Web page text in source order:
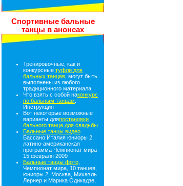
Спортивные бальные
танцы в анонсах
Тренировочные, как и
конкурсные туфли для
бальных танцев , могут быть
выполнены из любого
традиционного материала.
Что взять с собой наконкурс
по бальным танцам
Инструкция
Вот некоторые возможные
варианты дляпостановки
бального танца для свадьбы
Бальные танцы видео
Бассано Италия юниоры 2
латино-американская
программа Чемпионат мира
15 февраля 2009
Бальные танцы фото
Чемпионат мира, 10 танцев,
юниоры 2, Москва, Михаэль
Лернер и Марика Одикадзе,